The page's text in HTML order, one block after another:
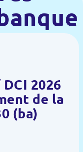
2026
de la
(ba)